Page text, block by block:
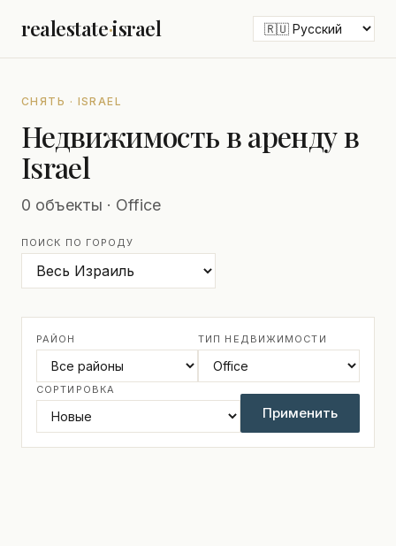
realestate·israel
СНЯТЬ · ISRAEL
Недвижимость в аренду в
Israel
0 объекты · Office
ПОИСК ПО ГОРОДУ
РАЙОН ТИП НЕДВИЖИМОСТИ
СОРТИРОВКА
Применить